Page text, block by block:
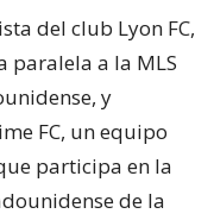
del club Lyon FC,
paralela a la MLS
y
FC, un equipo
participa en la
de la